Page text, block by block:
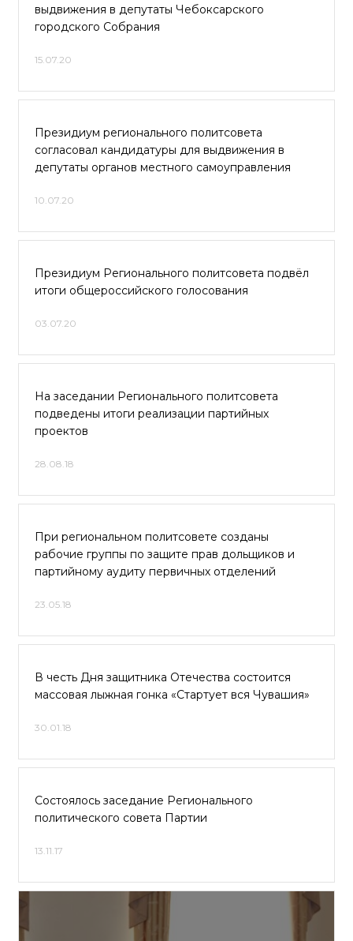
выдвижения в депутаты Чебоксарского
городского Собрания
15.07.20
Президиум регионального политсовета
согласовал кандидатуры для выдвижения в
депутаты органов местного самоуправления
10.07.20
Президиум Регионального политсовета подвёл
итоги общероссийского голосования
03.07.20
На заседании Регионального политсовета
подведены итоги реализации партийных
проектов
28.08.18
При региональном политсовете созданы
рабочие группы по защите прав дольщиков и
партийному аудиту первичных отделений
23.05.18
В честь Дня защитника Отечества состоится
массовая лыжная гонка «Стартует вся Чувашия»
30.01.18
Состоялось заседание Регионального
политического совета Партии
13.11.17